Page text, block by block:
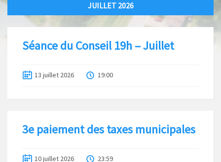
JUILLET 2026
Séance du Conseil 19h – Juillet
13 juillet 2026 19:00
3e paiement des taxes municipales
10 juillet 2026 23:59